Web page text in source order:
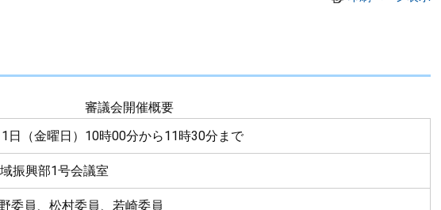
審議会開催概要
日（金曜日）10時00分から11時30分まで
振興部1号会議室
委員、松村委員、若崎委員